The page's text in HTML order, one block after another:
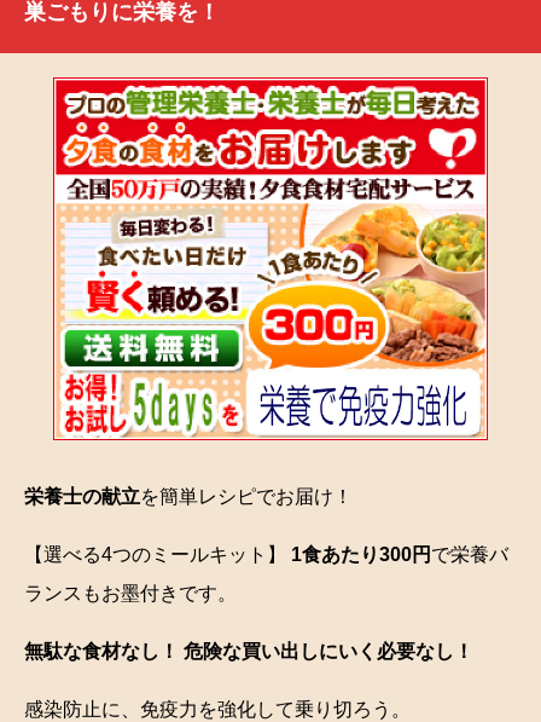
巣ごもりに栄養を！
栄養士の献立を簡単レシピでお届け！
【選べる4つのミールキット】 1食あたり300円 で栄養バ
ランスもお墨付きです。
無駄な食材なし！ 危険な買い出しにいく必要なし！
感染防止に、免疫力を強化して乗り切ろう。